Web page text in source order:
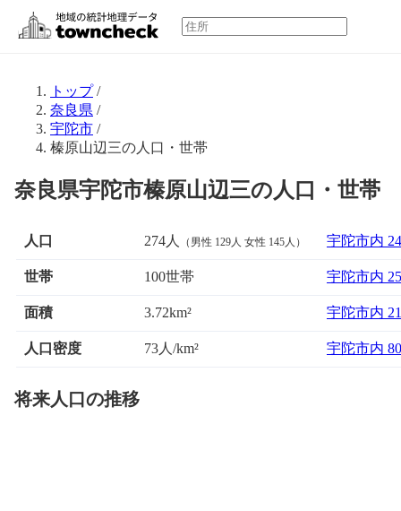
トップ/
奈良県 /
宇陀市 /
榛原山辺三の人口・世帯
奈良県宇陀市榛原山辺三の人口・世帯
人口 274人 （男性 129人 女性 145人） 宇陀市内
世帯 100世帯 宇陀市内
面積 3.72km² 宇陀市内
人口密度 73人/km² 宇陀市内
将来人口の推移